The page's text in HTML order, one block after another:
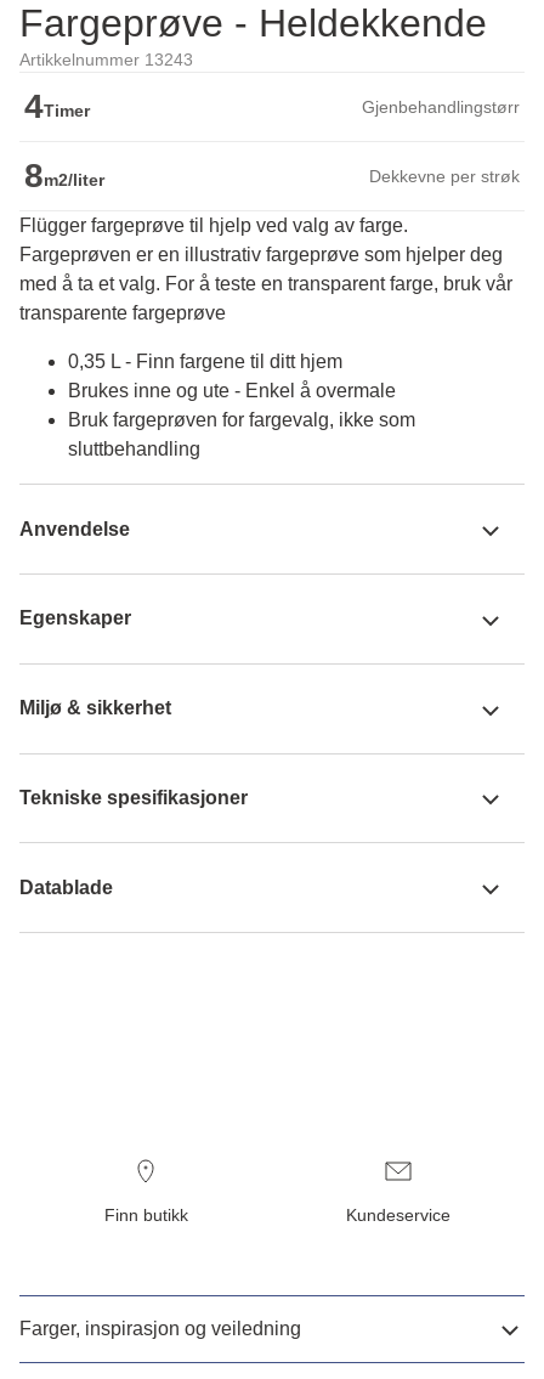
Fargeprøve - Heldekkende
Artikkelnummer 13243
4Timer Gjenbehandlingstørr
8m2/liter Dekkevne per strøk
Flügger fargeprøve til hjelp ved valg av farge.
Fargeprøven er en illustrativ fargeprøve som hjelper deg
med å ta et valg. For å teste en transparent farge, bruk vår
transparente fargeprøve
0,35 L - Finn fargene til ditt hjem
Brukes inne og ute - Enkel å overmale
Bruk fargeprøven for fargevalg, ikke som
sluttbehandling
Anvendelse
Egenskaper
Miljø & sikkerhet
Tekniske spesifikasjoner
Datablade
Finn butikk Kundeservice
Farger, inspirasjon og veiledning